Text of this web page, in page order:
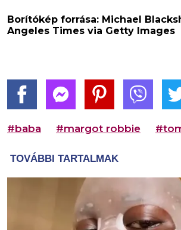
Borítókép forrása: Michael
Angeles Times via Getty Images
#baba #margot robbie